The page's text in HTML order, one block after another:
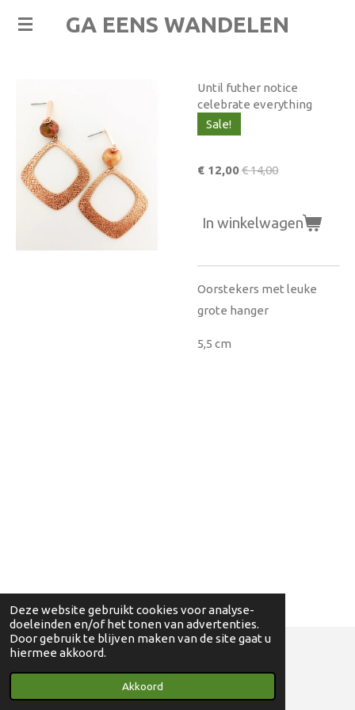
Deze website gebruikt cookies voor analyse-
doeleinden en/of het tonen van advertenties.
Door gebruik te blijven maken van de site gaat u
hiermee akkoord.
Akkoord
Ga
hoofdinhoud
GA EENS WANDELEN
Until futher notice
celebrate everything
Sale!
€ 12,00€ 14,00
In winkelwagen
Oorstekers met leuke
grote hanger
5,5 cm